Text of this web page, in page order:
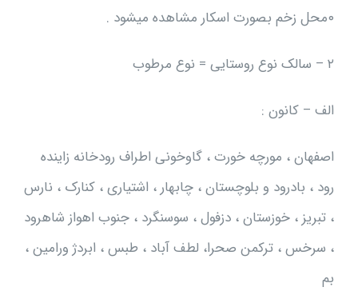
۰محل زخم بصورت اسكار مشاهده ميشود .
۲ – سالک نوع روستایی = نوع مرطوب
الف – کانون :
اصفهان ، مورچه خورت ، گاوخونی اطراف رودخانه زاینده
رود ، بادرود و بلوچستان ، چابهار ، اشتیاری ، کنارک ، نارس
، تبریز ، خوزستان ، دزفول ، سوسنگرد ، جنوب اهواز شاهرود
، سرخس ، ترکمن صحرا، لطف آباد ، طبس ، ابردژ ورامین ،
بم